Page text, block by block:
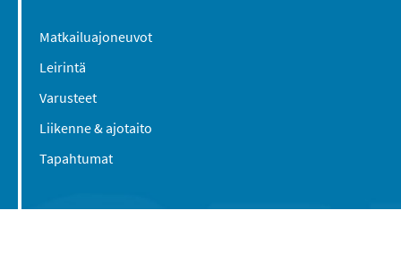
Matkailuajoneuvot
Leirintä
Varusteet
Liikenne & ajotaito
Tapahtumat